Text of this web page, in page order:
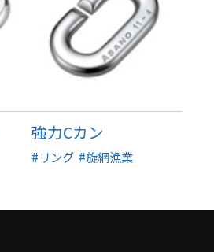
強力Cカン
#リング #旋網漁業